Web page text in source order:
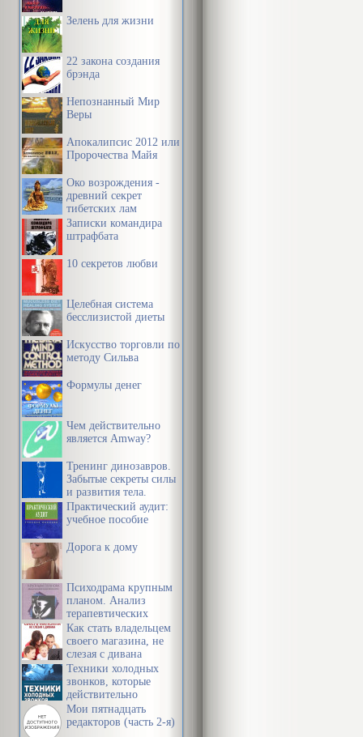
Зелень для жизни
22 закона создания
брэнда
Непознанный Мир
Веры
Апокалипсис 2012 или
Пророчества Майя
Око возрождения -
древний секрет
тибетских лам
Записки командира
штрафбата
10 секретов любви
Целебная система
бесслизистой диеты
Искусство торговли по
методу Сильва
Формулы денег
Чем действительно
является Amway?
Тренинг динозавров.
Забытые секреты силы
и развития тела.
Практический аудит:
учебное пособие
Дорога к дому
Психодрама крупным
планом. Анализ
терапевтических
механизмов
Как стать владельцем
своего магазина, не
слезая с дивана
Техники холодных
звонков, которые
действительно
работают
Мои пятнадцать
редакторов (часть 2-я)